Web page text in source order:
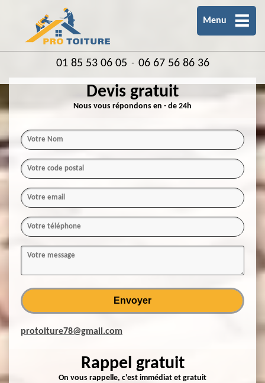
Menu
01 85 53 06 05 - 06 67 56 86 36
Devis gratuit
Nous vous répondons en - de 24h
protoiture78@gmail.com
Rappel gratuit
On vous rappelle, c'est immédiat et gratuit